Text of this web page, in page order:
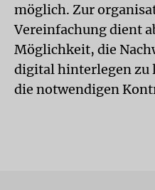
möglich. Zur
Vereinfachung dient
Möglichkeit, die
digital hinterlegen zu
die notwendigen